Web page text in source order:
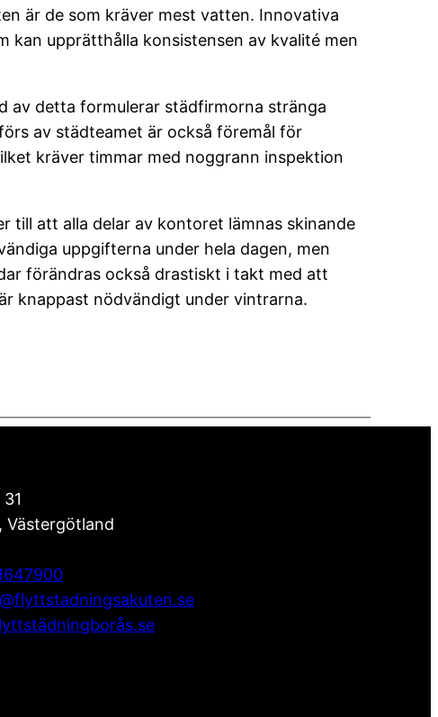
är de som kräver mest vatten. Innovativa
kan upprätthålla konsistensen av kvalité men
av detta formulerar städfirmorna stränga
av städteamet är också föremål för
kräver timmar med noggrann inspektion
till att alla delar av kontoret lämnas skinande
uppgifterna under hela dagen, men
förändras också drastiskt i takt med att
knappast nödvändigt under vintrarna.
,Västergötland